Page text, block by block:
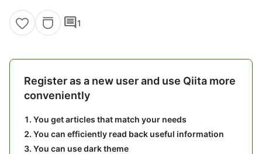
comment1
Register as a new user and use Qiita more
conveniently
You get articles that match your needs
You can efficiently read back useful information
You can use dark theme